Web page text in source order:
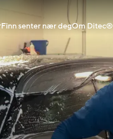
Finn senter nær degOm Ditec®